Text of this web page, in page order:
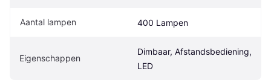
Aantal lampen 400 Lampen
Eigenschappen
Dimbaar, Afstandsbediening,
LED